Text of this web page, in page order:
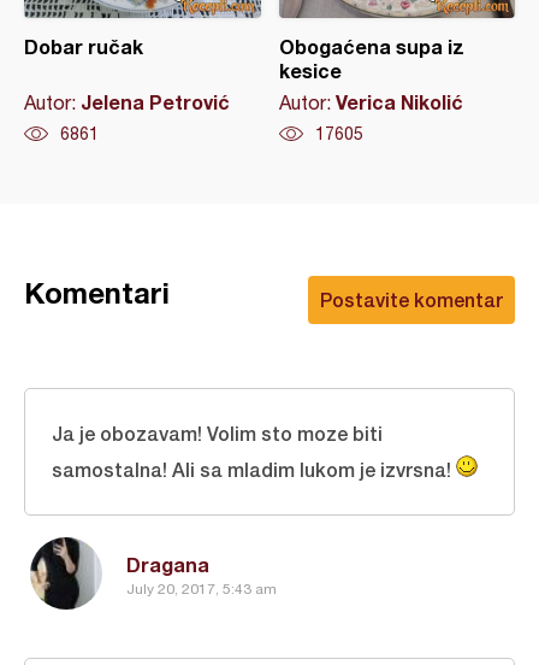
Dobar ručak
Autor: Jelena Petrović
6861
Obogaćena supa iz
kesice
Autor: Verica Nikolić
17605
Postavite komentar
Komentari
Dragana
July 20, 2017, 5:43 am
Ja je obozavam! Volim sto moze biti
samostalna! Ali sa mladim lukom je izvrsna!